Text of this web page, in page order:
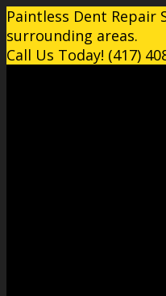
Paintless Dent Repair
surrounding areas.
Call Us Today! (417)